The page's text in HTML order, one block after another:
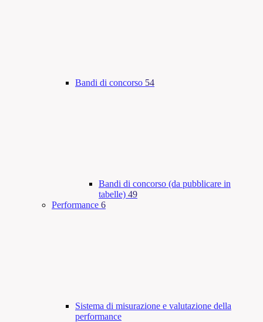
Bandi di concorso 54
Bandi di concorso (da pubblicare in
tabelle) 49
Performance 6
Sistema di misurazione e valutazione della
performance